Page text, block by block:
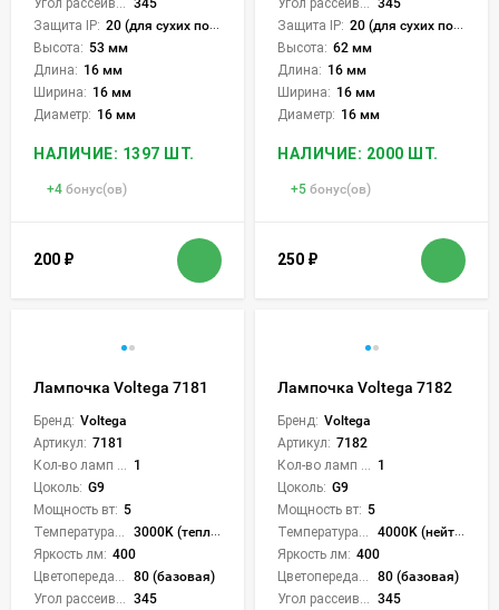
Защита IP: 20 (для сухих пом.)
Высота: 53 мм
Длина: 16 мм
Ширина: 16 мм
Диаметр: 16 мм
НАЛИЧИЕ: 1397 ШТ.
+4 бонус(ов)
200 ₽
Защита IP: 20 (для сухих пом.)
Высота: 62 мм
Длина: 16 мм
Ширина: 16 мм
Диаметр: 16 мм
НАЛИЧИЕ: 2000 ШТ.
+5 бонус(ов)
250 ₽
Лампочка Voltega 7181
Бренд: Voltega
Артикул: 7181
1
Цоколь: G9
Мощность вт: 5
3000K (теплый)
Яркость лм: 400
80 (базовая)
345
Лампочка Voltega 7182
Бренд: Voltega
Артикул: 7182
1
Цоколь: G9
Мощность вт: 5
4000K (нейтральный)
Яркость лм: 400
80 (базовая)
345